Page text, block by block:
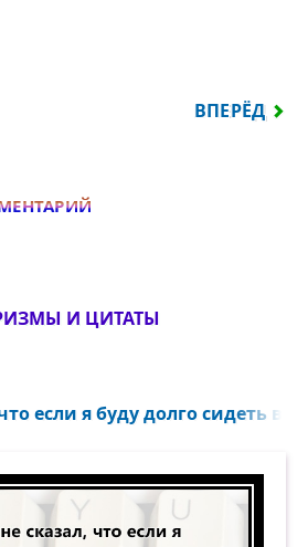
КАРТИНОЙ КАЖДЫЙВПЕРЁД
И ЦИТАТЫ
если я буду долго сидеть в